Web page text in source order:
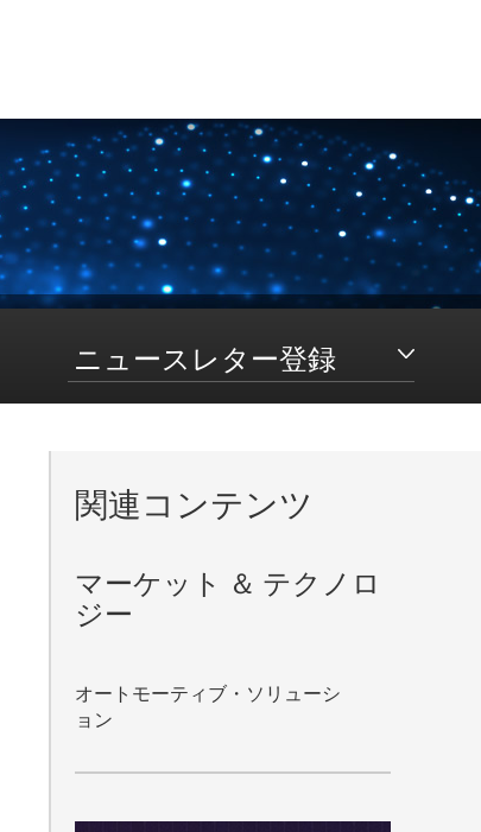
ニュースレター登録
受け取ることに同意
関連コンテンツ
マーケット ＆ テクノロ
ジー
オートモーティブ・ソリューシ
ョン